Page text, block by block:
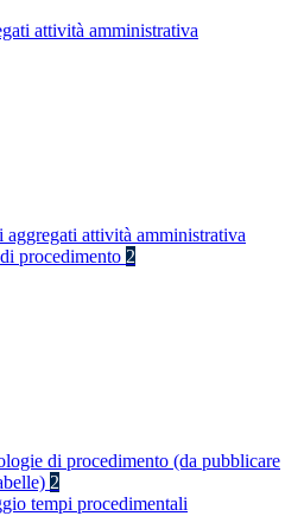
attività amministrativa
aggregati attività amministrativa
procedimento 2
di procedimento (da pubblicare
2
tempi procedimentali